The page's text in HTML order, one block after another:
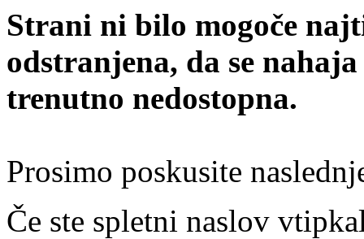
Strani ni bilo mogoče
odstranjena, da se
trenutno nedostopna.
Prosimo poskusite
Če ste spletni naslov